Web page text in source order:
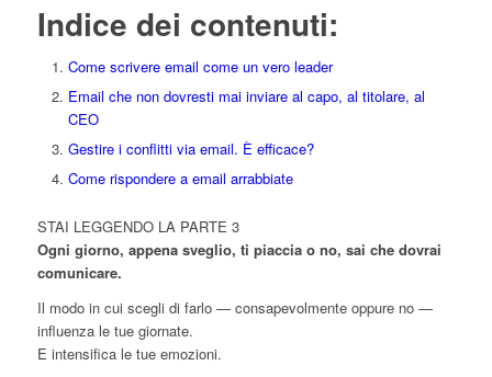
Indice dei contenuti:
Come scrivere email come un vero leader
Email che non dovresti mai inviare al capo, al titolare, al
CEO
Gestire i conflitti via email. È efficace?
Come rispondere a email arrabbiate
STAI LEGGENDO LA PARTE 3
Ogni giorno, appena sveglio, ti piaccia o no, sai che dovrai
comunicare.
Il modo in cui scegli di farlo — consapevolmente oppure no —
influenza le tue giornate.
E intensifica le tue emozioni.